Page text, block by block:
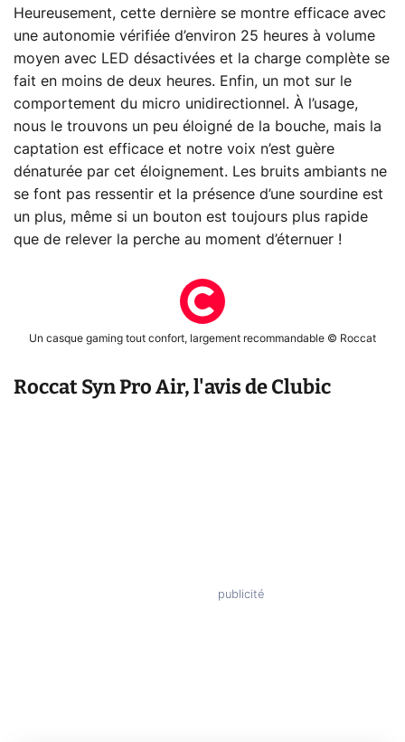
Heureusement, cette dernière se montre efficace avec
une autonomie vérifiée d’environ 25 heures à volume
moyen avec LED désactivées et la charge complète se
fait en moins de deux heures. Enfin, un mot sur le
comportement du micro unidirectionnel. À l’usage,
nous le trouvons un peu éloigné de la bouche, mais la
captation est efficace et notre voix n’est guère
dénaturée par cet éloignement. Les bruits ambiants ne
se font pas ressentir et la présence d’une sourdine est
un plus, même si un bouton est toujours plus rapide
que de relever la perche au moment d’éternuer !
Un casque gaming tout confort, largement recommandable © Roccat
Roccat Syn Pro Air, l'avis de Clubic